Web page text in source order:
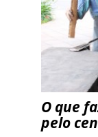
O que
pelo